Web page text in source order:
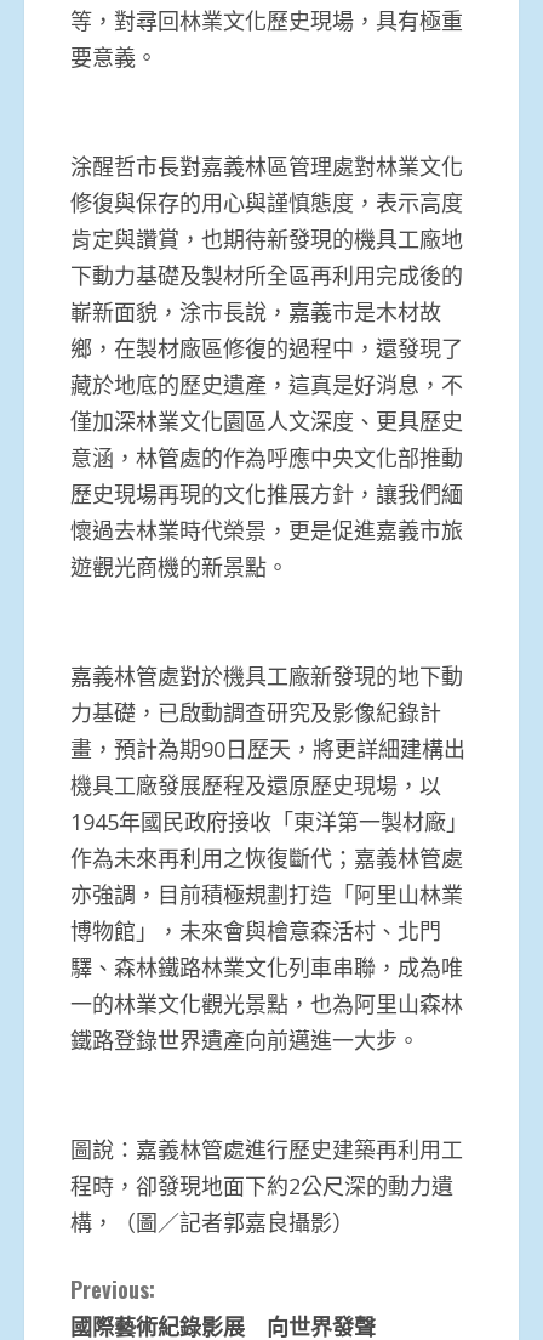
等，對尋回林業文化歷史現場，具有極重
要意義。
涂醒哲市長對嘉義林區管理處對林業文化
修復與保存的用心與謹慎態度，表示高度
肯定與讚賞，也期待新發現的機具工廠地
下動力基礎及製材所全區再利用完成後的
嶄新面貌，涂市長說，嘉義市是木材故
鄉，在製材廠區修復的過程中，還發現了
藏於地底的歷史遺產，這真是好消息，不
僅加深林業文化園區人文深度、更具歷史
意涵，林管處的作為呼應中央文化部推動
歷史現場再現的文化推展方針，讓我們緬
懷過去林業時代榮景，更是促進嘉義市旅
遊觀光商機的新景點。
嘉義林管處對於機具工廠新發現的地下動
力基礎，已啟動調查研究及影像紀錄計
畫，預計為期90日歷天，將更詳細建構出
機具工廠發展歷程及還原歷史現場，以
1945年國民政府接收「東洋第一製材廠」
作為未來再利用之恢復斷代；嘉義林管處
亦強調，目前積極規劃打造「阿里山林業
博物館」，未來會與檜意森活村、北門
驛、森林鐵路林業文化列車串聯，成為唯
一的林業文化觀光景點，也為阿里山森林
鐵路登錄世界遺產向前邁進一大步。
圖說：嘉義林管處進行歷史建築再利用工
程時，卻發現地面下約2公尺深的動力遺
構，（圖／記者郭嘉良攝影）
Continue
Previous:
國際藝術紀錄影展 向世界發聲